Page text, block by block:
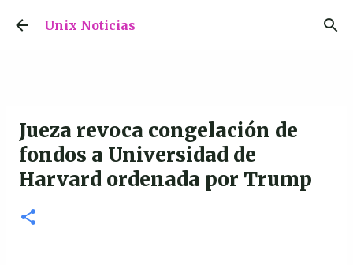
Ir al contenido principal
Unix Noticias
Jueza revoca congelación de
fondos a Universidad de
Harvard ordenada por Trump